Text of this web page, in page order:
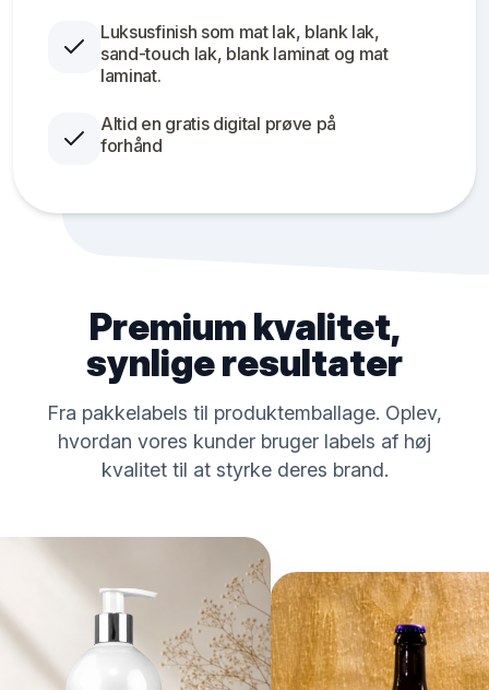
Luksusfinish som mat lak, blank lak,
sand-touch lak, blank laminat og mat
laminat.
Altid en gratis digital prøve på
forhånd
Premium kvalitet,
synlige resultater
Fra pakkelabels til produktemballage. Oplev,
hvordan vores kunder bruger labels af høj
kvalitet til at styrke deres brand.